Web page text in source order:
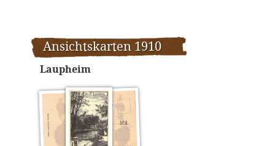
Ansichtskarten 1910
Laupheim